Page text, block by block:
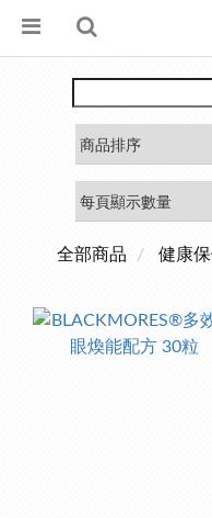
全部商品 健康